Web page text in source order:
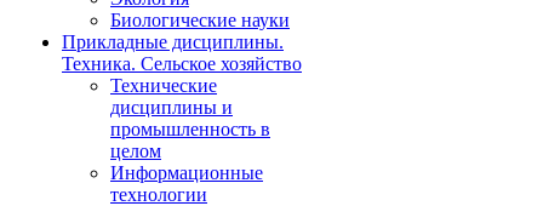
Биологические науки
Прикладные дисциплины.
Техника. Сельское хозяйство
Технические
дисциплины и
промышленность в
целом
Информационные
технологии